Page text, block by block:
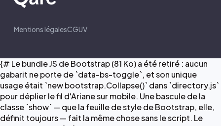
Mentions légalesCGUV
{# Le bundle JS de Bootstrap (81 Ko) a été retiré : aucun
gabarit ne porte de `data-bs-toggle`, et son unique
usage était `new bootstrap.Collapse()` dans `directory.js`
pour déplier le fil d'Ariane sur mobile. Une bascule de la
classe `show` — que la feuille de style de Bootstrap, elle,
définit toujours — fait la même chose sans le script. Le